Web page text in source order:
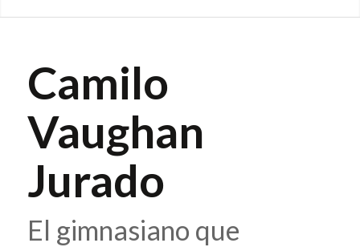
Camilo
Vaughan
Jurado
El gimnasiano que